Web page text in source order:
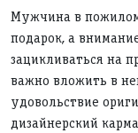
Мужчина в
подарок, а
зацикливаться на
важно вложить в
удовольствие
дизайнерский